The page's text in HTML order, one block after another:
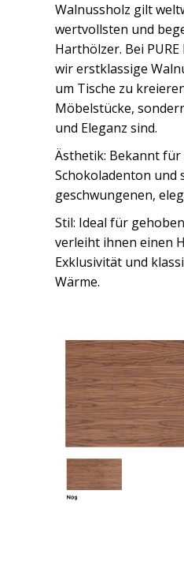
Walnussholz gilt
wertvollsten und
Harthölzer. Bei
wir erstklassige
um Tische zu
Möbelstücke,
und Eleganz sind.
Ästhetik: Bekannt
Schokoladenton und
geschwungenen,
Stil: Ideal für
verleiht ihnen einen
Exklusivität und
Wärme.